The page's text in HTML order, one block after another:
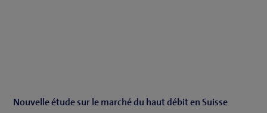
Nouvelle étude sur le marché du haut débit en Suisse